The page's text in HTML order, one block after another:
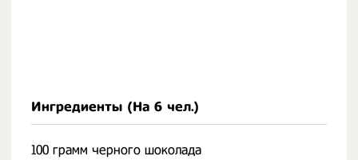
Ингредиенты (На 6 чел.)
100 грамм черного шоколада